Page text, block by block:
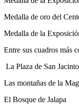
Medalla de oro del
Medalla de la
Entre sus cuadros más
La Plaza de San
Las montañas de la
El Bosque de Jalapa